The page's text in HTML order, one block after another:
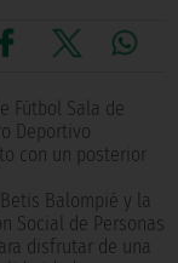
Fútbol Sala de
Deportivo
con un posterior
Balompié y la
Social de Personas
disfrutar de una